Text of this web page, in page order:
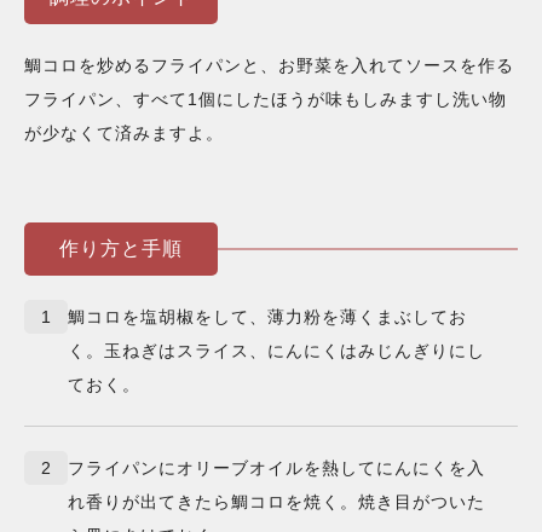
鯛コロを炒めるフライパンと、お野菜を入れてソースを作る
フライパン、すべて1個にしたほうが味もしみますし洗い物
が少なくて済みますよ。
作り方と手順
1
鯛コロを塩胡椒をして、薄力粉を薄くまぶしてお
く。玉ねぎはスライス、にんにくはみじんぎりにし
ておく。
2
フライパンにオリーブオイルを熱してにんにくを入
れ香りが出てきたら鯛コロを焼く。焼き目がついた